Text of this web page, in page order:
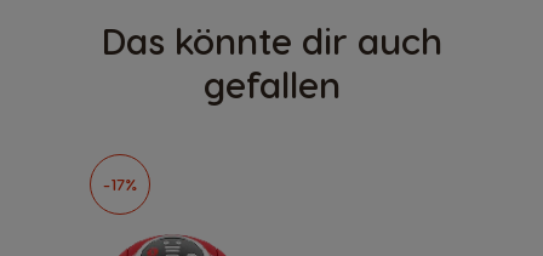
Das könnte dir auch
gefallen
-17%